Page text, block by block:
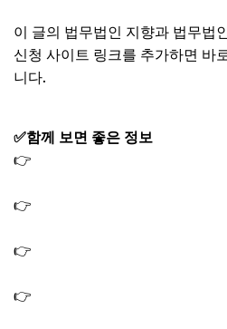
이 글의 법무법인 지향과 법무법
신청 사이트 링크를 추가하면 바
니다.
✅함께 보면 좋은 정보
👉
👉
👉
👉